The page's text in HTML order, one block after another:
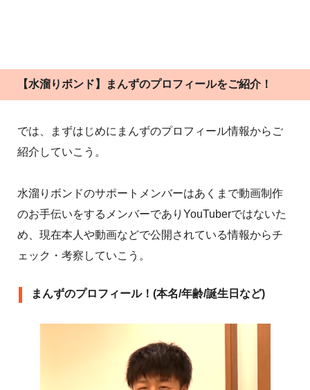
【水溜りボンド】まんずのプロフィールをご紹介！
では、まずはじめにまんずのプロフィール情報からご
紹介していこう。
水溜りボンドのサポートメンバーはあくまで動画制作
のお手伝いをするメンバーでありYouTuberではないた
め、現在本人や動画などで公開されている情報からチ
ェック・考察していこう。
まんずのプロフィール！(本名/年齢/誕生日など)